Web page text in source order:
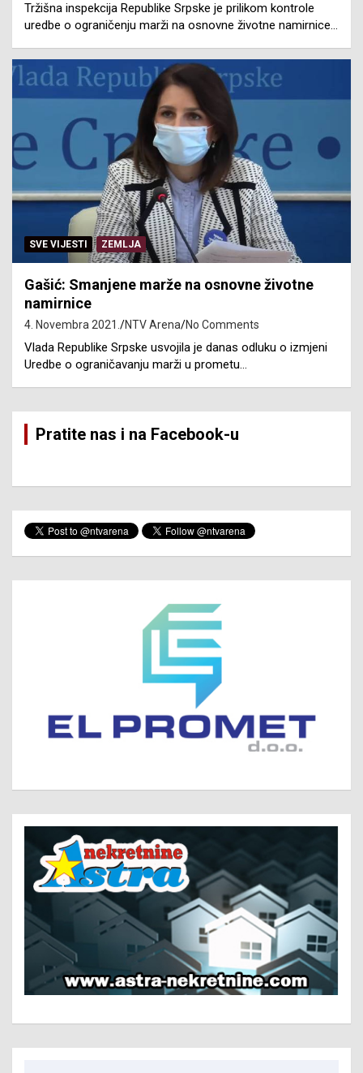
Tržišna inspekcija Republike Srpske je prilikom kontrole
uredbe o ograničenju marži na osnovne životne namirnice…
SVE VIJESTI ZEMLJA
Gašić: Smanjene marže na osnovne životne
namirnice
4. Novembra 2021. NTV Arena No Comments
Vlada Republike Srpske usvojila je danas odluku o izmjeni
Uredbe o ograničavanju marži u prometu…
Pratite nas i na Facebook-u